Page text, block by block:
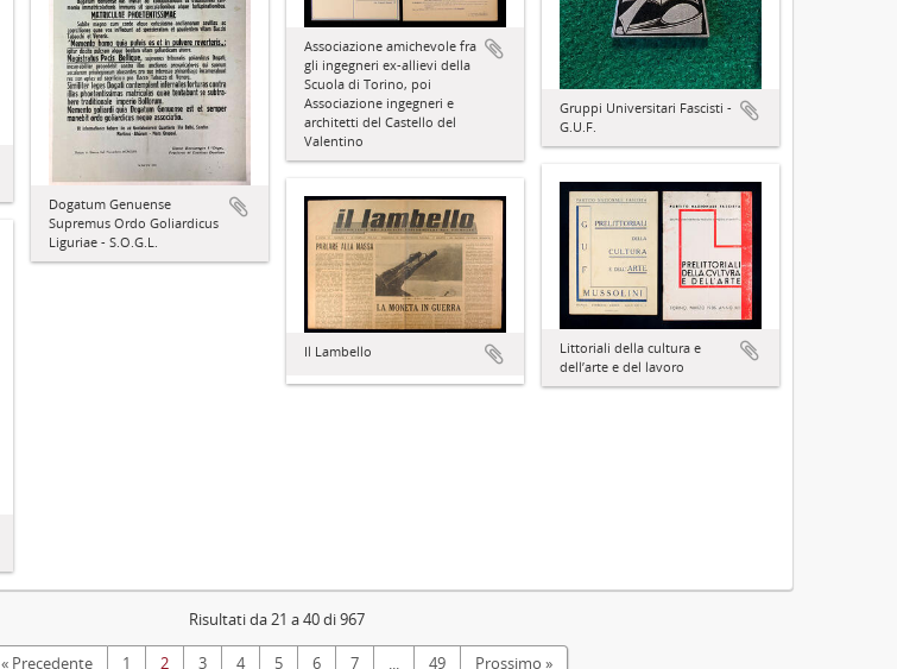
Dogatum Genuense
Supremus Ordo Goliardicus
Liguriae - S.O.G.L.
Associazione amichevole fra
gli ingegneri ex-allievi della
Scuola di Torino, poi
Associazione ingegneri e
architetti del Castello del
Valentino
Gruppi Universitari Fascisti -
G.U.F.
Littoriali della cultura e
dell’arte e del lavoro
Il Lambello
Risultati da 21 a 40 di 967
« Precedente 1 2 3 4 5 6 7 ... 49 Prossimo »